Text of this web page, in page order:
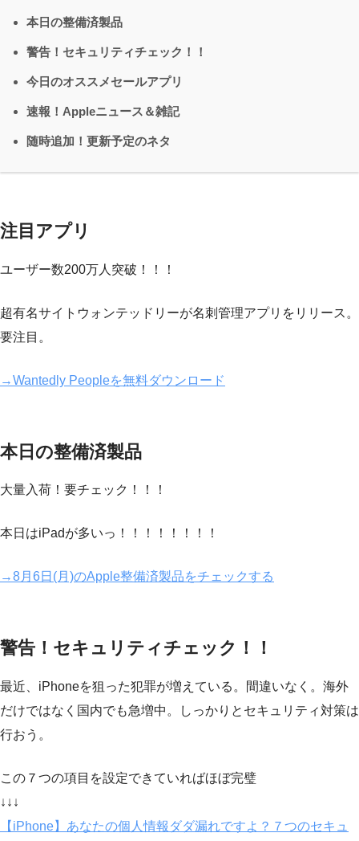
本日の整備済製品
警告！セキュリティチェック！！
今日のオススメセールアプリ
速報！Appleニュース＆雑記
随時追加！更新予定のネタ
注目アプリ
ユーザー数200万人突破！！！
超有名サイトウォンテッドリーが名刺管理アプリをリリース。
要注目。
→Wantedly Peopleを無料ダウンロード
本日の整備済製品
大量入荷！要チェック！！！
本日はiPadが多いっ！！！！！！！！
→8月6日(月)のApple整備済製品をチェックする
警告！セキュリティチェック！！
最近、iPhoneを狙った犯罪が増えている。間違いなく。海外
だけではなく国内でも急増中。しっかりとセキュリティ対策は
行おう。
この７つの項目を設定できていればほぼ完璧
↓↓↓
【iPhone】あなたの個人情報ダダ漏れですよ？７つのセキュ